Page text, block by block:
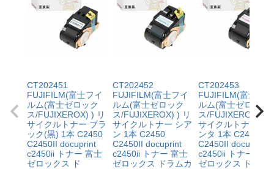
CT202451
FUJIFILM(富士フイ
ルム(富士ゼロック
ス/FUJIXEROX) ) リ
サイクルトナー ブラ
ック(黒) 1本 C2450
C2450II docuprint
c2450ii トナー 富士
ゼロックス ド
CT202452
FUJIFILM(富士フイ
ルム(富士ゼロック
ス/FUJIXEROX) ) リ
サイクルトナー シア
ン 1本 C2450
C2450II docuprint
c2450ii トナー 富士
ゼロックス ドラムカ
CT202453
FUJIFILM(富士フイ
ルム(富士ゼロック
ス/FUJIXEROX) )
サイクルトナー マ
ンタ 1本 C2450
C2450II docuprint
c2450ii トナー 富士
ゼロックス ドラム